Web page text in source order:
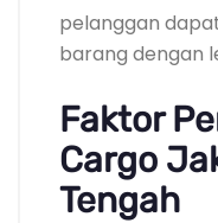
pelanggan
barang dengan
Faktor
Cargo
Tengah